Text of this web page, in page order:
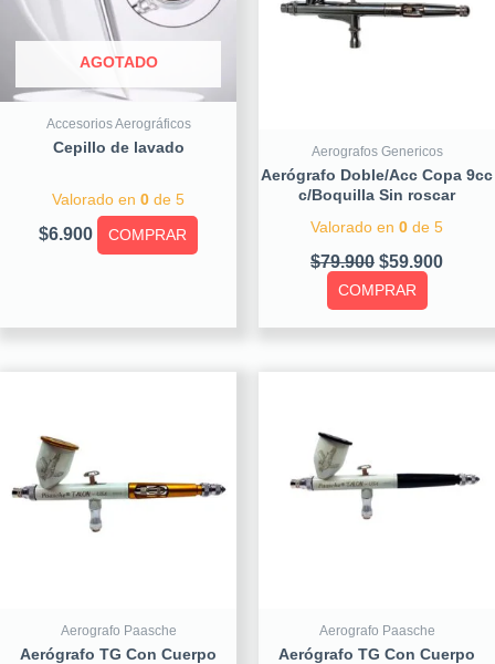
AGOTADO
Accesorios Aerográficos
Cepillo de lavado
Valorado en 0 de 5
$6.900 COMPRAR
Aerografos Genericos
Aerógrafo Doble/Acc Copa 9cc
c/Boquilla Sin roscar
Valorado en 0 de 5
$79.900 $59.900
COMPRAR
Aerografo Paasche
Aerógrafo TG Con Cuerpo
Aerografo Paasche
Aerógrafo TG Con Cuerpo